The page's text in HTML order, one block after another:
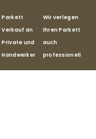
Parkett
Verkauf an
Private und
Handwerker
Wir verlegen
Ihren Parkett
auch
professionell